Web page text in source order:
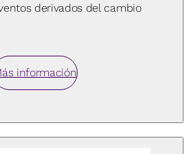
derivados del cambio
información